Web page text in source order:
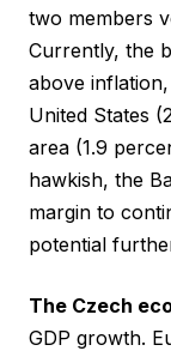
two members
Currently, the
above
United States
area (1.9
hawkish, the
margin to
potential
The Czech
GDP growth.